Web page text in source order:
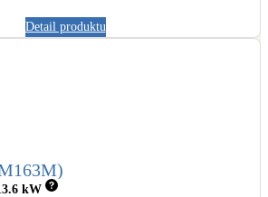
Detail produktu
kW